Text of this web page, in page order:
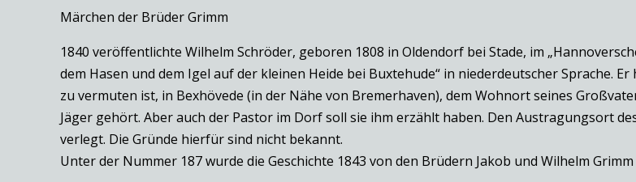
Märchen der Brüder Grimm
1840 veröffentlichte Wilhelm Schröder, geboren 1808 in Oldendorf bei Stade, im
dem Hasen und dem Igel auf der kleinen Heide bei Buxtehude“ in niederdeutscher Sprache.
zu vermuten ist, in Bexhövede (in der Nähe von Bremerhaven), dem Wohnort seines
Jäger gehört. Aber auch der Pastor im Dorf soll sie ihm erzählt haben. Den Austragungsort
verlegt. Die Gründe hierfür sind nicht bekannt.
Unter der Nummer 187 wurde die Geschichte 1843 von den Brüdern Jakob und Wilhelm